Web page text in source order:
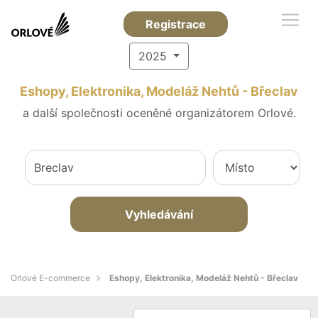
Registrace
2025
Eshopy, Elektronika, Modeláž Nehtů - Břeclav
a další společnosti oceněné organizátorem Orlové.
Vyhledávání
Orlové E-commerce Eshopy, Elektronika, Modeláž Nehtů - Břeclav